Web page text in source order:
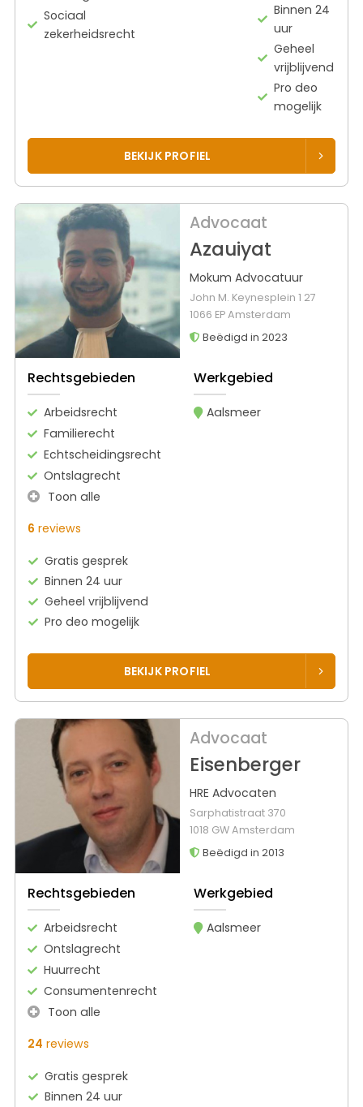
Sociaal
zekerheidsrecht
Binnen 24
uur
Geheel
vrijblijvend
Pro deo
mogelijk
BEKIJK PROFIEL
Advocaat
Azauiyat
Mokum Advocatuur
John M. Keynesplein 1 27
1066 EP Amsterdam
Beëdigd in 2023
Rechtsgebieden
Arbeidsrecht
Familierecht
Echtscheidingsrecht
Ontslagrecht
Toon alle
Werkgebied
Aalsmeer
6 reviews
Gratis gesprek
Binnen 24 uur
Geheel vrijblijvend
Pro deo mogelijk
BEKIJK PROFIEL
Advocaat
Eisenberger
HRE Advocaten
Sarphatistraat 370
1018 GW Amsterdam
Beëdigd in 2013
Rechtsgebieden
Arbeidsrecht
Ontslagrecht
Huurrecht
Consumentenrecht
Toon alle
Werkgebied
Aalsmeer
24 reviews
Gratis gesprek
Binnen 24 uur